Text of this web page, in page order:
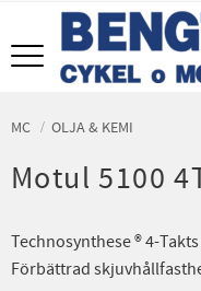
Meny
MC OLJA & KEMI
Motul 5100
​Technosynthese ® 4-
Förbättrad